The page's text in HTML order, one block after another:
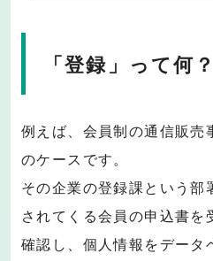
「登録」って何？
例えば、会員制の通信販売
のケースです。
その企業の登録課という部
されてくる会員の申込書を
確認し、個人情報をデータ